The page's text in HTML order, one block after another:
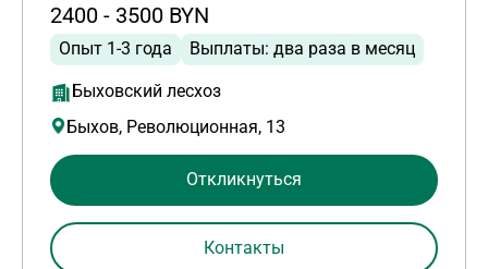
2400 - 3500 BYN
Опыт 1-3 года Выплаты: два раза в месяц
Быховский лесхоз
Быхов, Революционная, 13
Откликнуться
Контакты